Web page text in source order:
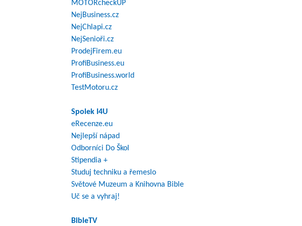
MOTORcheckUP
NejBusiness.cz
NejChlapi.cz
NejSenioři.cz
ProdejFirem.eu
ProfiBusiness.eu
ProfiBusiness.world
TestMotoru.cz
Spolek I4U
eRecenze.eu
Nejlepší nápad
Odborníci Do Škol
Stipendia +
Studuj techniku a řemeslo
Světové Muzeum a Knihovna Bible
Uč se a vyhraj!
BibleTV